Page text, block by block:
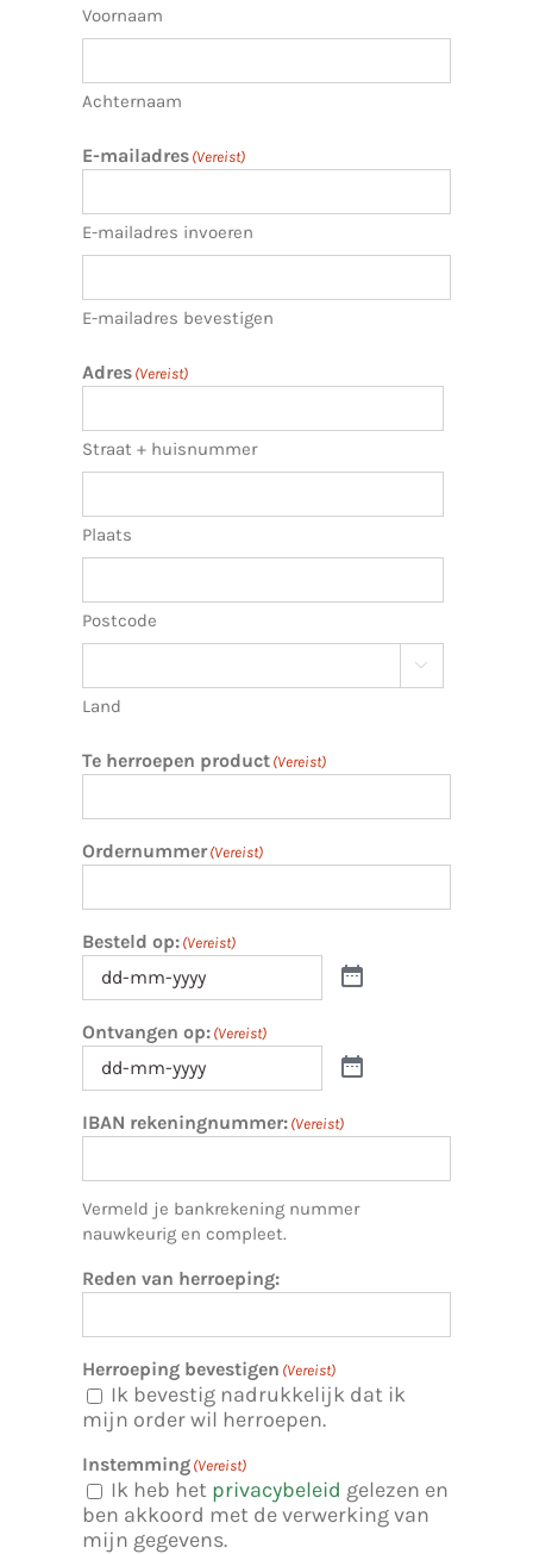
Voornaam
Achternaam
E-mailadres (Vereist)
E-mailadres invoeren
E-mailadres bevestigen
Adres (Vereist)
Straat + huisnummer
Plaats
Postcode

Land
Te herroepen product (Vereist)
Ordernummer (Vereist)
Besteld op: (Vereist)
Ontvangen op: (Vereist)
IBAN rekeningnummer: (Vereist)
Vermeld je bankrekening nummer
nauwkeurig en compleet.
Reden van herroeping:
Herroeping bevestigen (Vereist)
Ik bevestig nadrukkelijk dat ik
mijn order wil herroepen.
Instemming (Vereist)
Ik heb het privacybeleid gelezen en
ben akkoord met de verwerking van
mijn gegevens.